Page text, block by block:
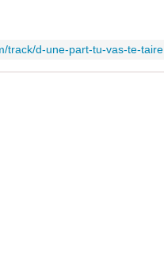
track/d-une-part-tu-vas-te-taire